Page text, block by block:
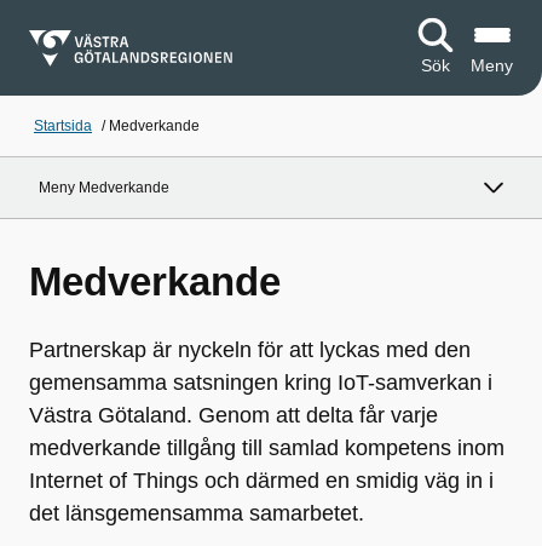
Sök Meny
Startsida / Medverkande
Meny Medverkande
Medverkande
Partnerskap är nyckeln för att lyckas med den
gemensamma satsningen kring IoT-samverkan i
Västra Götaland. Genom att delta får varje
medverkande tillgång till samlad kompetens inom
Internet of Things och därmed en smidig väg in i
det länsgemensamma samarbetet.